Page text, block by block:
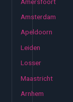
Amsterdam
Apeldoorn
Leiden
Losser
Maastricht
Arnhem